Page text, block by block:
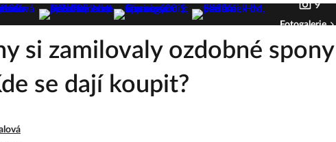
9
Fotogalerie
si zamilovaly ozdobné spony
se dají koupit?